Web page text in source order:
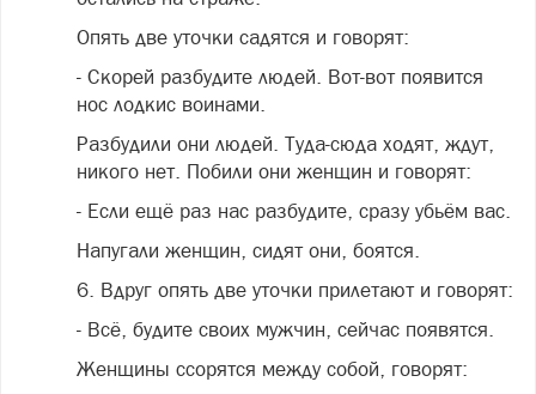
Опять две уточки садятся и говорят:
- Скорей разбудите людей. Вот-вот появится
нос лодкис воинами.
Разбудили они людей. Туда-сюда ходят, ждут,
никого нет. Побили они женщин и говорят:
- Если ещё раз нас разбудите, сразу убьём вас.
Напугали женщин, сидят они, боятся.
6. Вдруг опять две уточки прилетают и говорят:
- Всё, будите своих мужчин, сейчас появятся.
Женщины ссорятся между собой, говорят: